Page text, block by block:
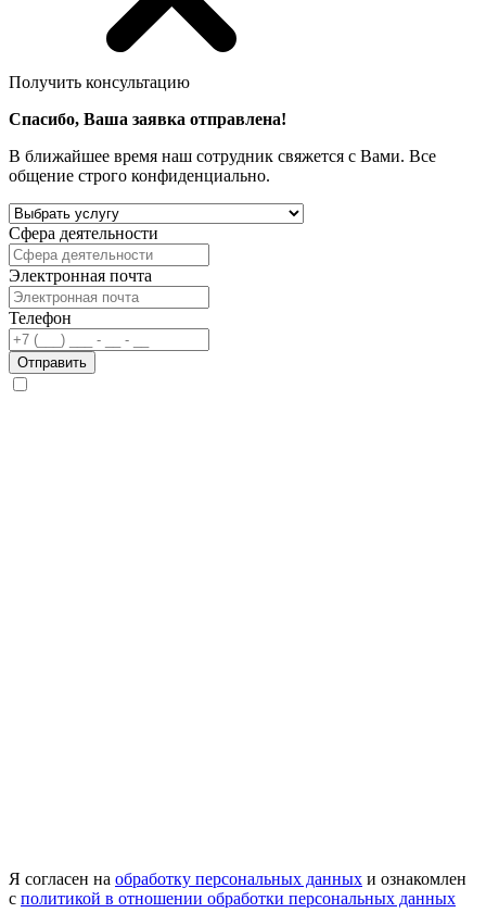
Получить консультацию
Спасибо, Ваша заявка отправлена!
В ближайшее время наш сотрудник свяжется с Вами. Все
общение строго конфиденциально.
Сфера деятельности
Электронная почта
Телефон
Отправить
Я согласен на обработку персональных данных и ознакомлен
с политикой в отношении обработки персональных данных